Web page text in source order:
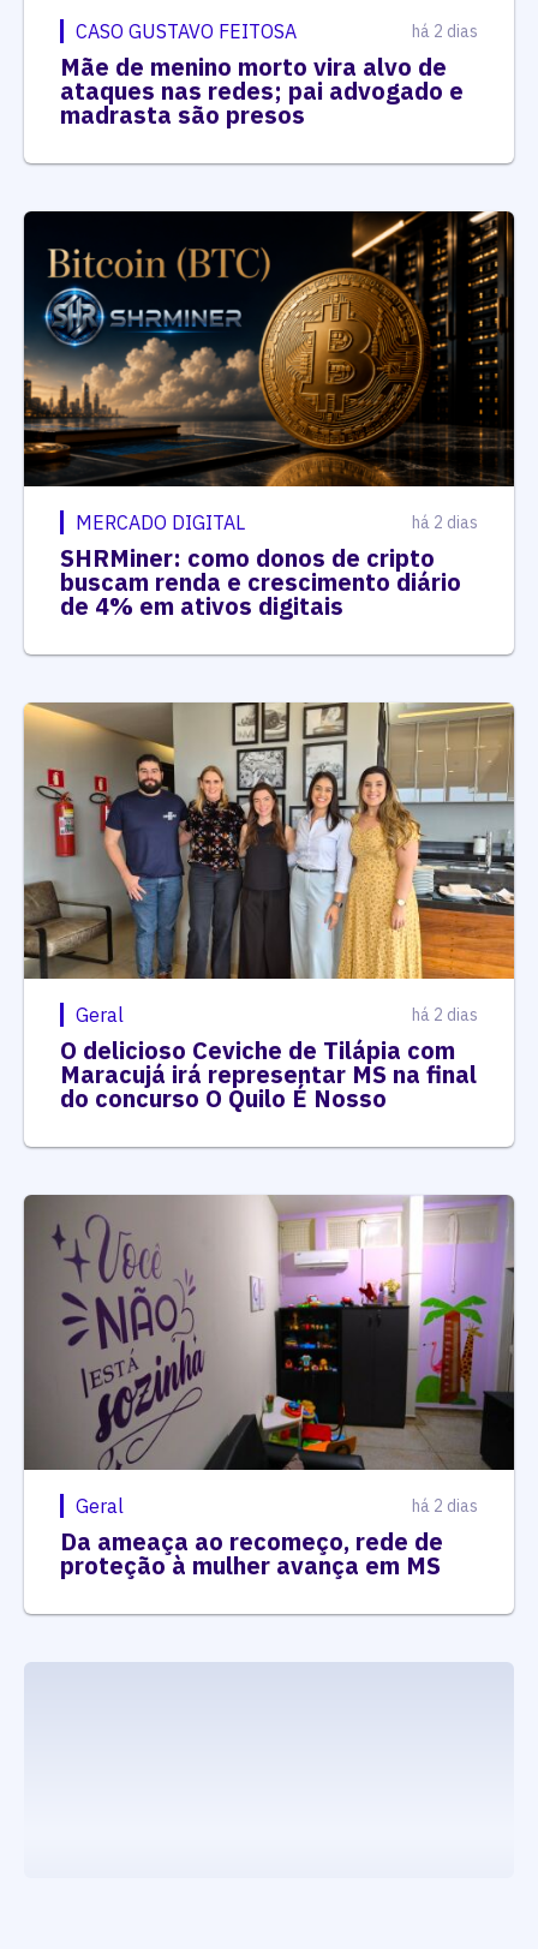
CASO GUSTAVO FEITOSA há 2 dias
Mãe de menino morto vira alvo de
ataques nas redes; pai advogado e
madrasta são presos
MERCADO DIGITAL há 2 dias
SHRMiner: como donos de cripto
buscam renda e crescimento diário
de 4% em ativos digitais
Geral há 2 dias
O delicioso Ceviche de Tilápia com
Maracujá irá representar MS na final
do concurso O Quilo É Nosso
Geral há 2 dias
Da ameaça ao recomeço, rede de
proteção à mulher avança em MS